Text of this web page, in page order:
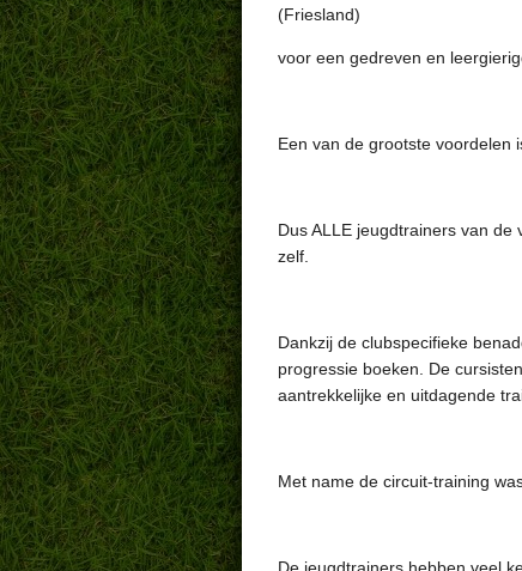
(Friesland)
voor een gedreven en
Een van de grootste voordelen
Dus ALLE jeugdtrainers van
zelf.
Dankzij de clubspecifieke
progressie boeken. De
aantrekkelijke en uitdagende
Met name de circuit-training